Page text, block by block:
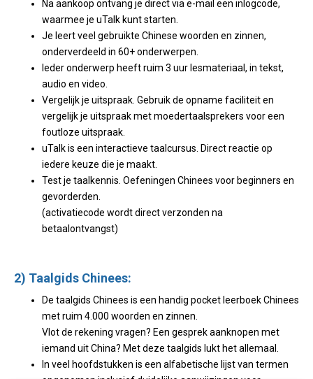
Na aankoop ontvang je direct via e-mail een inlogcode,
waarmee je uTalk kunt starten.
Je leert veel gebruikte Chinese woorden en zinnen,
onderverdeeld in 60+ onderwerpen.
Ieder onderwerp heeft ruim 3 uur lesmateriaal, in tekst,
audio en video.
Vergelijk je uitspraak. Gebruik de opname faciliteit en
vergelijk je uitspraak met moedertaalsprekers voor een
foutloze uitspraak.
uTalk is een interactieve taalcursus. Direct reactie op
iedere keuze die je maakt.
Test je taalkennis. Oefeningen Chinees voor beginners en
gevorderden.
(activatiecode wordt direct verzonden na
betaalontvangst)
2) Taalgids Chinees:
De taalgids Chinees is een handig pocket leerboek Chinees
met ruim 4.000 woorden en zinnen.
Vlot de rekening vragen? Een gesprek aanknopen met
iemand uit China? Met deze taalgids lukt het allemaal.
In veel hoofdstukken is een alfabetische lijst van termen